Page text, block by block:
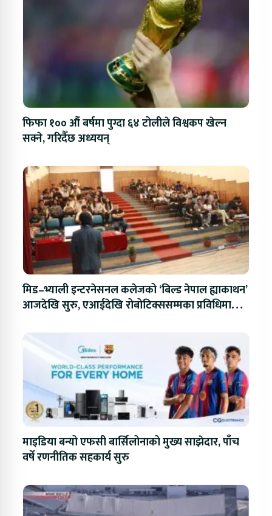
फिफा १०० औं बर्षमा पुग्दा ६४ टोलीले विश्वकप खेल्न
सक्ने, गरिदैँछ अध्ययन्
मिड–भ्याली इन्टरनेसनल कलेजको ‘बिल्ड नेपाल ह्याकाथन’
आजदेखि सुरु, एआईदेखि रोबोटिक्ससम्मका प्रविधिमा
माइडिया बन्यो एफसी बार्सिलोनाको मुख्य साझेदार, पाँच
वर्षे रणनीतिक सहकार्य सुरु